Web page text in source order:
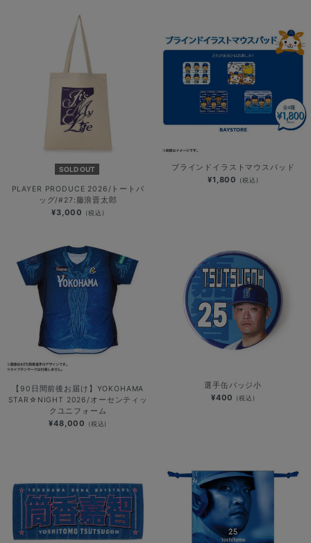
SOLD OUT
PLAYER PRODUCE 2026/トートバ
ッグ/#27:藤浪晋太郎
¥3,000 (税込)
ブラインドイラストマウスパッド
¥1,800 (税込)
【90日間前後お届け】YOKOHAMA
STAR☆NIGHT 2026/オーセンティッ
クユニフォーム
¥48,000 (税込)
選手缶バッジ小
¥400 (税込)